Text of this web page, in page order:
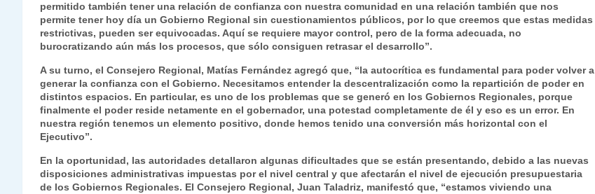
permitido también tener una relación de confianza con nuestra comunidad en una relación también que nos
permite tener hoy día un Gobierno Regional sin cuestionamientos públicos, por lo que creemos que estas medidas
restrictivas, pueden ser equivocadas. Aquí se requiere mayor control, pero de la forma adecuada, no
burocratizando aún más los procesos, que sólo consiguen retrasar el desarrollo”.
A su turno, el Consejero Regional, Matías Fernández agregó que, “la autocrítica es fundamental para poder volver a
generar la confianza con el Gobierno. Necesitamos entender la descentralización como la repartición de poder en
distintos espacios. En particular, es uno de los problemas que se generó en los Gobiernos Regionales, porque
finalmente el poder reside netamente en el gobernador, una potestad completamente de él y eso es un error. En
nuestra región tenemos un elemento positivo, donde hemos tenido una conversión más horizontal con el
Ejecutivo”.
En la oportunidad, las autoridades detallaron algunas dificultades que se están presentando, debido a las nuevas
disposiciones administrativas impuestas por el nivel central y que afectarán el nivel de ejecución presupuestaria
de los Gobiernos Regionales. El Consejero Regional, Juan Taladriz, manifestó que, “estamos viviendo una